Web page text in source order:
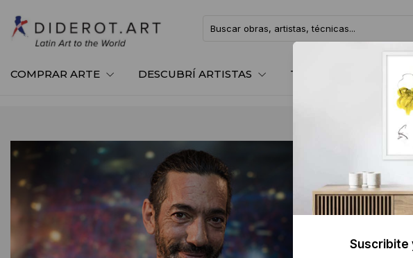
COMPRAR ARTE DESCUBRÍ ARTISTAS TE ASESORAMOS
Suscribite